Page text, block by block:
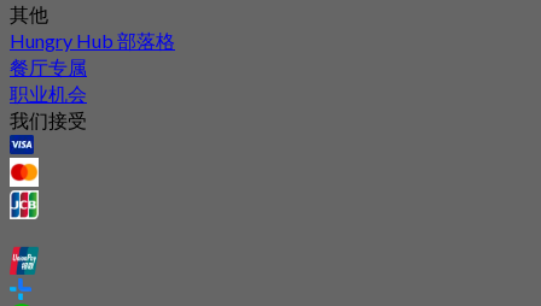
其他
Hungry Hub 部落格
餐厅专属
职业机会
我们接受